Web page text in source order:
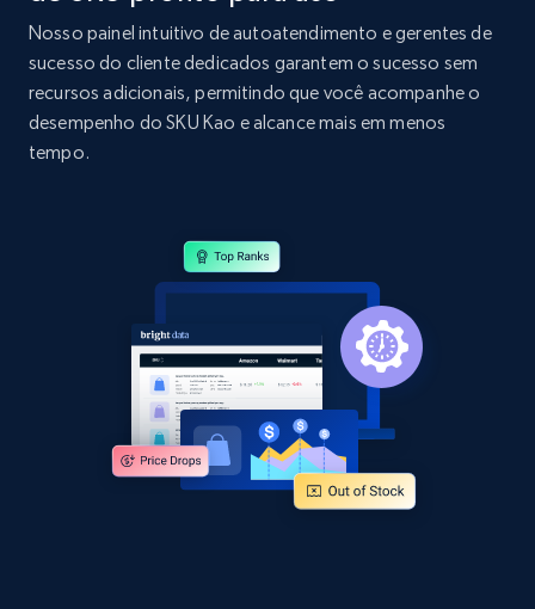
2.1K+ 355+ Comece agora
URL, Domain, Country code, Model number,
Sku, Product id, Product name, Manufacturer,
355+ Comece agora
Amazon products global dataset
Title, Seller name, Brand, Description, Initial
Nosso painel intuitivo de autoatendimento e gerentes de
sucesso do cliente dedicados garantem o sucesso sem
recursos adicionais, permitindo que você acompanhe o
desempenho do SKU Kao e alcance mais em menos
tempo.